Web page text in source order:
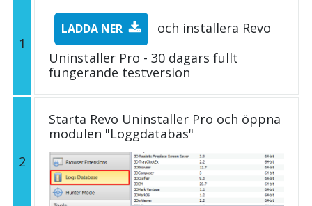
1
LADDA NER
och installera Revo
Uninstaller Pro - 30 dagars fullt
fungerande testversion
2
Starta Revo Uninstaller Pro och öppna
modulen "Loggdatabas"